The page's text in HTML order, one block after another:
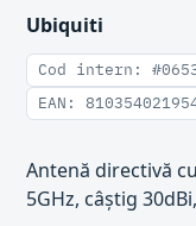
Ubiquiti
Cod intern:
EAN:
Antenă directivă
5GHz, câștig